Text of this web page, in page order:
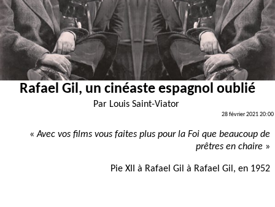
Rafael Gil, un cinéaste espagnol oublié
Par Louis Saint-Viator
28 février 2021 20:00
«Avec vos films vous faites plus pour la Foi que beaucoup de
prêtres en chaire »
Pie XII à Rafael Gil à Rafael Gil, en 1952